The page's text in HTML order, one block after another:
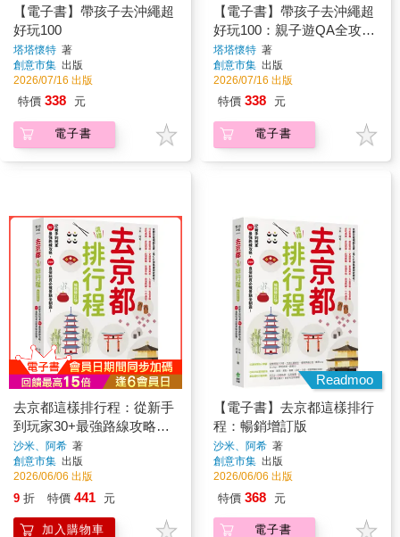
【電子書】帶孩子去沖繩超
好玩100
塔塔懷特 著
創意市集 出版
2026/07/16 出版
特價 338 元
電子書
【電子書】帶孩子去沖繩超
好玩100：親子遊QA全攻
略！打卡景點、食宿玩買、
行程規劃、趣味體驗，零經
驗也能一路玩到底
塔塔懷特 著
創意市集 出版
2026/07/16 出版
特價 338 元
電子書
去京都這樣排行程：從新手
到玩家30+最強路線攻略，
200+食宿玩買必推景點全制
霸！ 暢銷增訂版
沙米、阿希 著
創意市集 出版
2026/06/06 出版
9 折 特價 441 元
加入購物車
Readmoo
【電子書】去京都這樣排行
程：暢銷增訂版
沙米、阿希 著
創意市集 出版
2026/06/06 出版
特價 368 元
電子書